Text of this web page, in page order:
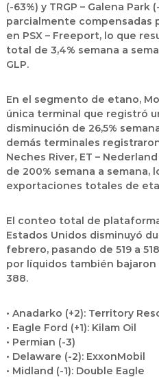
(-63%) y TRGP – Galena Park
parcialmente compensadas
en PSX – Freeport, lo que
total de 3,4% semana a
GLP.
En el segmento de etano,
única terminal que registró
disminución de 26,5%
demás terminales
Neches River, ET – Nederland
de 200% semana a semana,
exportaciones totales de
El conteo total de
Estados Unidos disminuyó
febrero, pasando de 519 a 518
por líquidos también bajaron
388.
• Anadarko (+2):Territory
• Eagle Ford (+1):Kilam Oil
• Permian (-3)
• Delaware (-2):ExxonMobil
• Midland (-1):Double Eagle